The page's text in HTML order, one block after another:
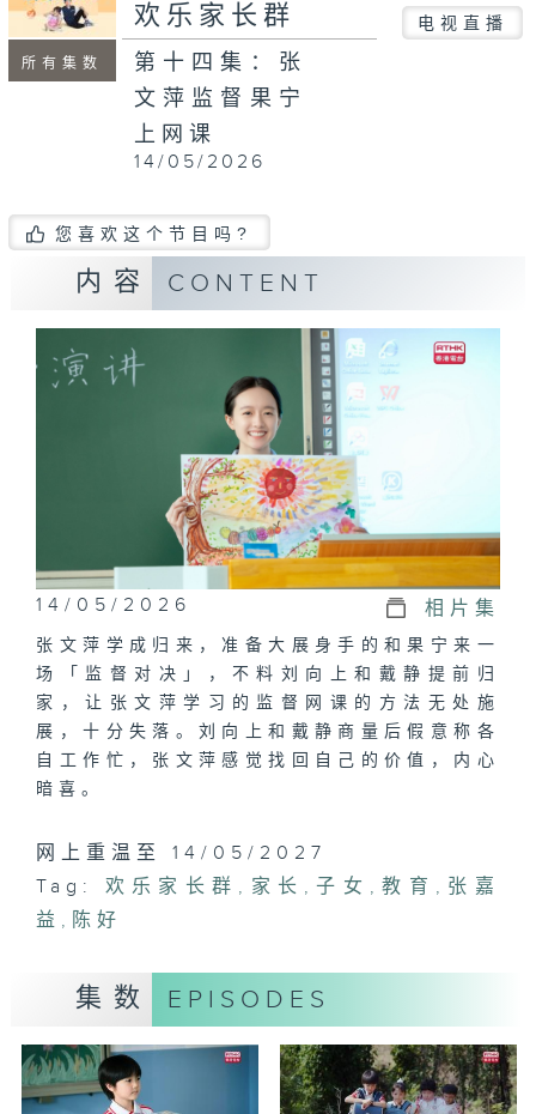
所有集数
欢乐家长群 电视直播
第十四集：张
文萍监督果宁
上网课
14/05/2026
您喜欢这个节目吗?
内容 CONTENT
14/05/2026 相片集
张文萍学成归来，准备大展身手的和果宁来一
场「监督对决」，不料刘向上和戴静提前归
家，让张文萍学习的监督网课的方法无处施
展，十分失落。刘向上和戴静商量后假意称各
自工作忙，张文萍感觉找回自己的价值，内心
暗喜。
网上重温至 14/05/2027
Tag:
欢乐家长群 , 家长 , 子女 , 教育 , 张嘉
益 , 陈好
集数 EPISODES